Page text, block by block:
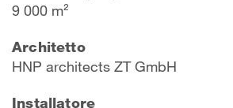
9 000 m²
Architetto
HNP architects ZT GmbH
Installatore